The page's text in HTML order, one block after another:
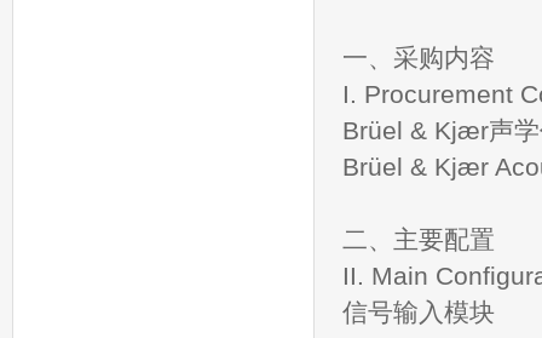
一、采购内容
I. Procurement
Brüel & Kjær声
Brüel & Kjær
二、主要配置
II. Main
信号输入模块